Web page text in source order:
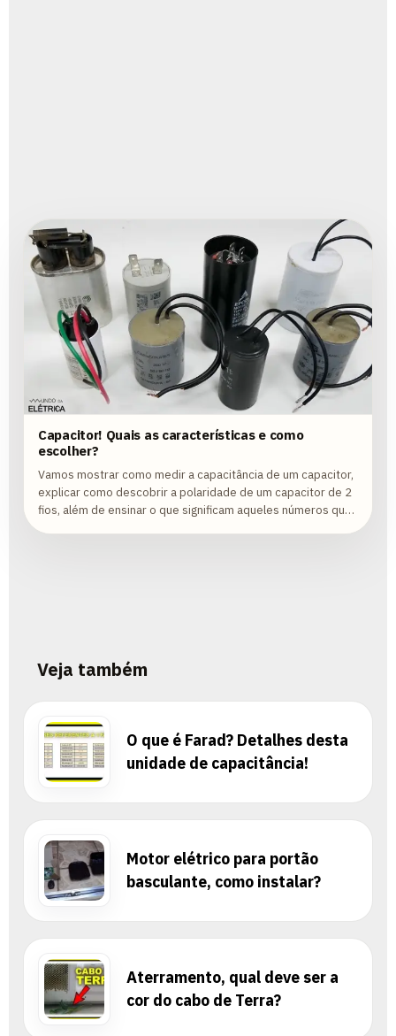
Capacitor! Quais as características e como
escolher?
Vamos mostrar como medir a capacitância de um capacitor,
explicar como descobrir a polaridade de um capacitor de 2
fios, além de ensinar o que significam aqueles números que
ficam no corpo dos...
Veja também
O que é Farad? Detalhes desta
unidade de capacitância!
Motor elétrico para portão
basculante, como instalar?
Aterramento, qual deve ser a
cor do cabo de Terra?